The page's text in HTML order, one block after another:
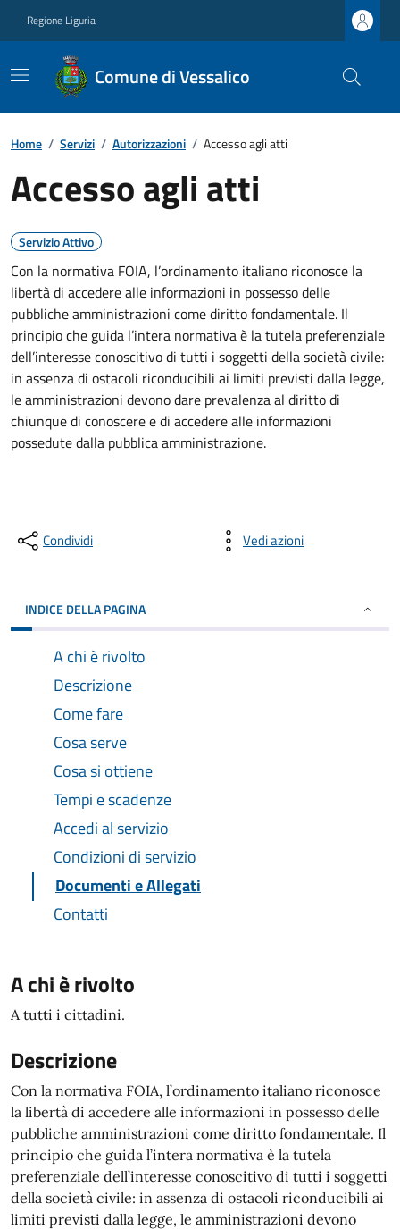
Regione Liguria
Comune di Vessalico
Home / Servizi / Autorizzazioni / Accesso agli atti
Accesso agli atti
Servizio Attivo
Con la normativa FOIA, l’ordinamento italiano riconosce la
libertà di accedere alle informazioni in possesso delle
pubbliche amministrazioni come diritto fondamentale. Il
principio che guida l’intera normativa è la tutela preferenziale
dell’interesse conoscitivo di tutti i soggetti della società civile:
in assenza di ostacoli riconducibili ai limiti previsti dalla legge,
le amministrazioni devono dare prevalenza al diritto di
chiunque di conoscere e di accedere alle informazioni
possedute dalla pubblica amministrazione.
Condividi Vedi azioni
INDICE DELLA PAGINA
A chi è rivolto
Descrizione
Come fare
Cosa serve
Cosa si ottiene
Tempi e scadenze
Accedi al servizio
Condizioni di servizio
Documenti e Allegati
Contatti
A chi è rivolto
A tutti i cittadini.
Descrizione
Con la normativa FOIA, l’ordinamento italiano riconosce
la libertà di accedere alle informazioni in possesso delle
pubbliche amministrazioni come diritto fondamentale. Il
principio che guida l’intera normativa è la tutela
preferenziale dell’interesse conoscitivo di tutti i soggetti
della società civile: in assenza di ostacoli riconducibili ai
limiti previsti dalla legge, le amministrazioni devono